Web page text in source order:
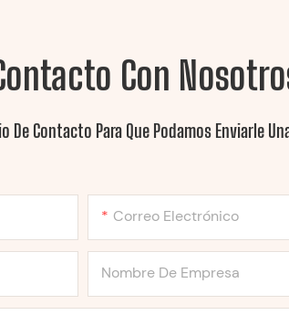
Con
Contacto Para Que Podamos Enviarle
Correo Electrónico
Nombre De Empresa